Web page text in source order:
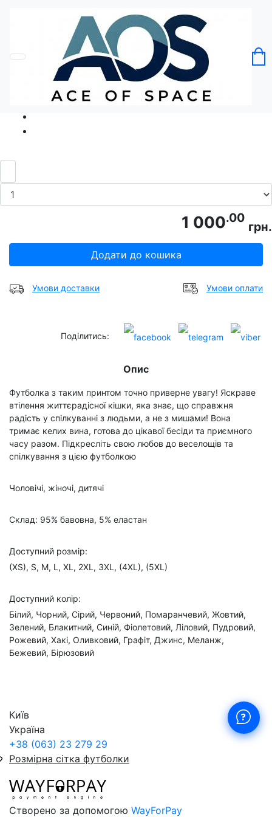
Без категорії
Футболка Кішка з келихом
Код товару: Ace5129
1 000.00
грн.
Додати до кошика
Умови доставки Умови оплати
Поділитись:
Опис
Футболка з таким принтом точно приверне увагу! Яскраве
втілення життєрадісної кішки, яка знає, що справжня
радість у спілкуванні з людьми, а не з мишами! Вона
тримає келих вина, готова до цікавої бесіди та приємного
часу разом. Підкресліть свою любов до веселощів та
спілкування з цією футболкою
Чоловічі, жіночі, дитячі
Склад: 95% бавовна, 5% еластан
Доступний розмір:
(XS), S, M, L, XL, 2XL, 3XL, (4XL), (5XL)
Доступний колір:
Білий, Чорний, Сірий, Червоний, Помаранчевий, Жовтий,
Зелений, Блакитний, Синій, Фіолетовий, Ліловий, Пудровий,
Рожевий, Хакі, Оливковий, Графіт, Джинс, Меланж,
Бежевий, Бірюзовий
Київ
Україна
+38 (063) 23 279 29
Розмірна сітка футболки
Створено за допомогою WayForPay